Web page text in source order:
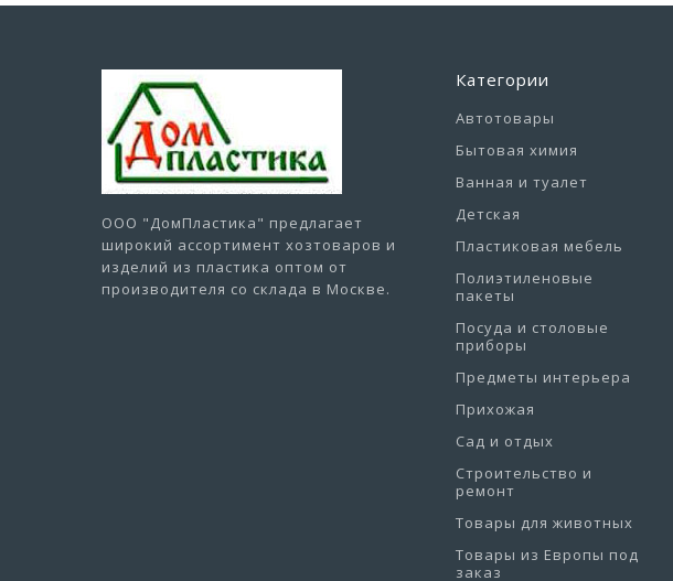
ООО "ДомПластика" предлагает
широкий ассортимент хозтоваров и
изделий из пластика оптом от
производителя со склада в Москве.
Категории
Автотовары
Бытовая химия
Ванная и туалет
Детская
Пластиковая мебель
Полиэтиленовые
пакеты
Посуда и столовые
приборы
Предметы интерьера
Прихожая
Сад и отдых
Строительство и
ремонт
Товары для животных
Товары из Европы под
заказ